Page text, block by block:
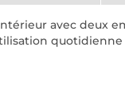
avec deux